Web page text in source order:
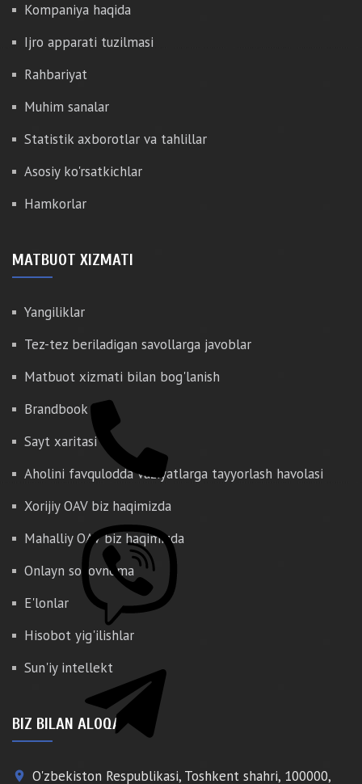
Kompaniya haqida
Ijro apparati tuzilmasi
Rahbariyat
Muhim sanalar
Statistik axborotlar va tahlillar
Asosiy ko'rsatkichlar
Hamkorlar
MATBUOT XIZMATI
Yangiliklar
Tez-tez beriladigan savollarga javoblar
Matbuot xizmati bilan bog'lanish
Brandbook
Sayt xaritasi
Aholini favqulodda vaziyatlarga tayyorlash havolasi
Xorijiy OAV biz haqimizda
Mahalliy OAV biz haqimizda
Onlayn so'rovnoma
E'lonlar
Hisobot yig'ilishlar
Sun'iy intellekt
BIZ BILAN ALOQA
place O'zbekiston Respublikasi, Toshkent shahri, 100000,